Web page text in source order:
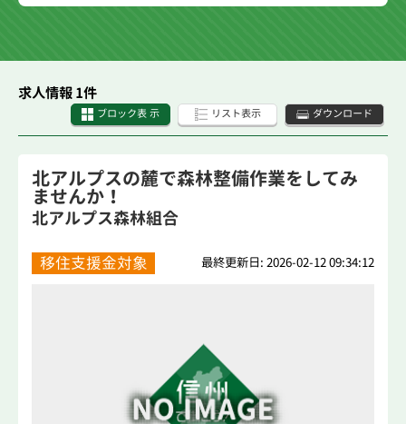
求人情報 1件
ブロック表 示 リスト表示 ダウンロード
北アルプスの麓で森林整備作業をしてみ
ませんか！
北アルプス森林組合
移住支援金対象 最終更新日: 2026-02-12 09:34:12